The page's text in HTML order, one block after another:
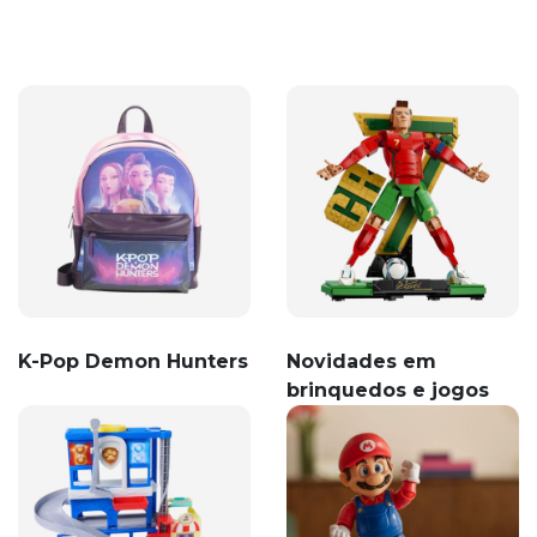
K-Pop Demon Hunters
Novidades em
brinquedos e jogos